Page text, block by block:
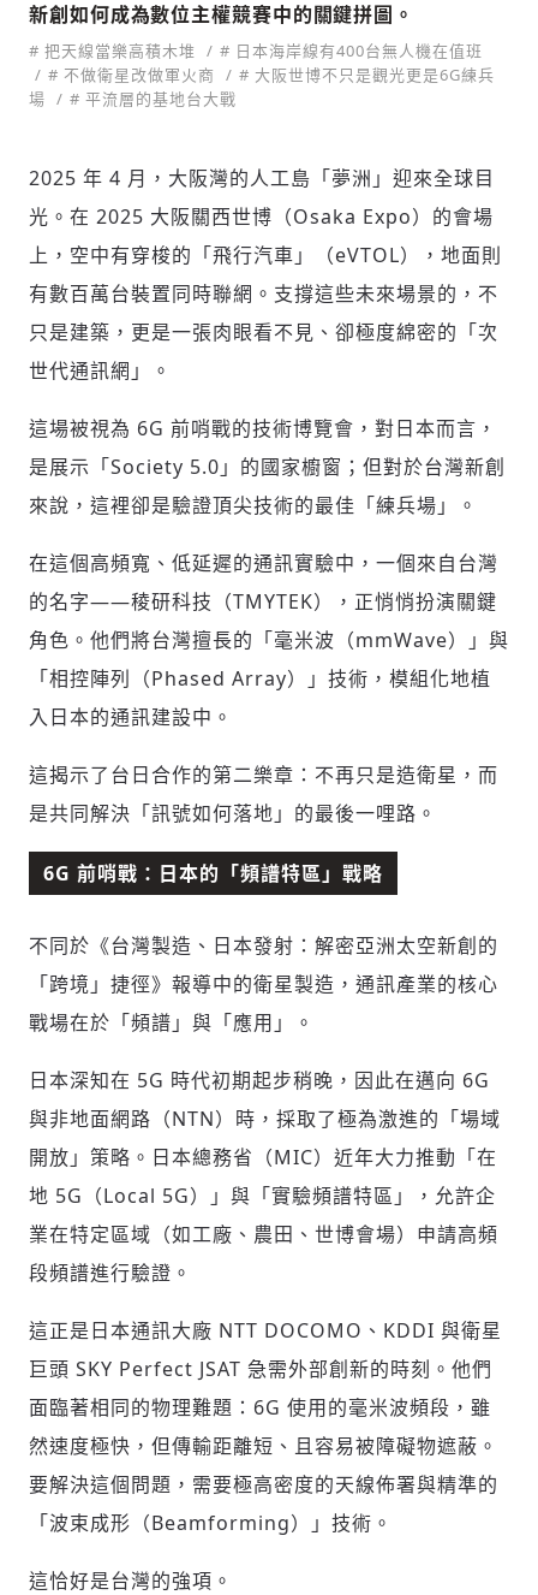
新創如何成為數位主權競賽中的關鍵拼圖。
# 把天線當樂高積木堆
# 日本海岸線有400台無人機在值班
# 不做衛星改做軍火商
# 大阪世博不只是觀光更是6G練兵
場
# 平流層的基地台大戰
2025 年 4 月，大阪灣的人工島「夢洲」迎來全球目
光。在 2025 大阪關西世博（Osaka Expo）的會場
上，空中有穿梭的「飛行汽車」（eVTOL），地面則
有數百萬台裝置同時聯網。支撐這些未來場景的，不
只是建築，更是一張肉眼看不見、卻極度綿密的「次
世代通訊網」。
這場被視為 6G 前哨戰的技術博覽會，對日本而言，
是展示「Society 5.0」的國家櫥窗；但對於台灣新創
來說，這裡卻是驗證頂尖技術的最佳「練兵場」。
在這個高頻寬、低延遲的通訊實驗中，一個來自台灣
的名字——稜研科技（TMYTEK），正悄悄扮演關鍵
角色。他們將台灣擅長的「毫米波（mmWave）」與
「相控陣列（Phased Array）」技術，模組化地植
入日本的通訊建設中。
這揭示了台日合作的第二樂章：不再只是造衛星，而
是共同解決「訊號如何落地」的最後一哩路。
6G 前哨戰：日本的「頻譜特區」戰略
不同於《台灣製造、日本發射：解密亞洲太空新創的
「跨境」捷徑》報導中的衛星製造，通訊產業的核心
戰場在於「頻譜」與「應用」。
日本深知在 5G 時代初期起步稍晚，因此在邁向 6G
與非地面網路（NTN）時，採取了極為激進的「場域
開放」策略。日本總務省（MIC）近年大力推動「在
地 5G（Local 5G）」與「實驗頻譜特區」，允許企
業在特定區域（如工廠、農田、世博會場）申請高頻
段頻譜進行驗證。
這正是日本通訊大廠 NTT DOCOMO、KDDI 與衛星
巨頭 SKY Perfect JSAT 急需外部創新的時刻。他們
面臨著相同的物理難題：6G 使用的毫米波頻段，雖
然速度極快，但傳輸距離短、且容易被障礙物遮蔽。
要解決這個問題，需要極高密度的天線佈署與精準的
「波束成形（Beamforming）」技術。
這恰好是台灣的強項。